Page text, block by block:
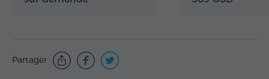
Partager